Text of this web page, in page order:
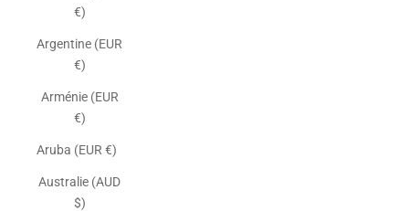
€)
Argentine (EUR
€)
Arménie (EUR
€)
Aruba (EUR €)
Australie (AUD
$)